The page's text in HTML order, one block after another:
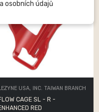
USA, INC. TAIWAN BRANCH
CAGE SL - R -
RED
osobních údajů